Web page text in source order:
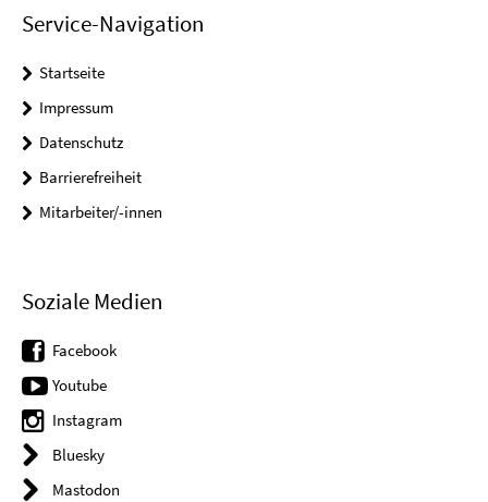
Service-Navigation
Startseite
Impressum
Datenschutz
Barrierefreiheit
Mitarbeiter/-innen
Soziale Medien
Facebook
Youtube
Instagram
Bluesky
Mastodon